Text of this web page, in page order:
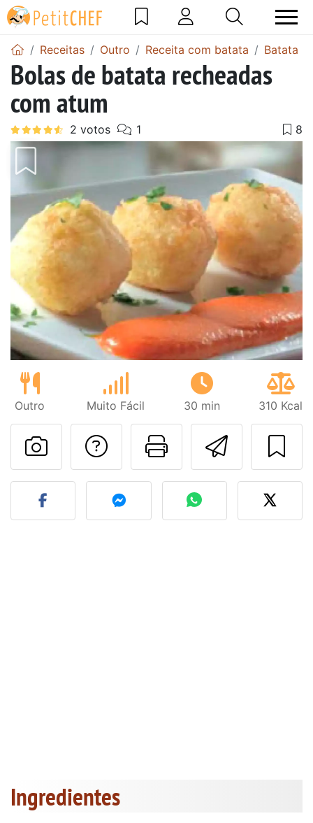
Receitas Outro Receita com batata Batata
Bolas de batata recheadas
com atum
Outro Muito Fácil 30 min 310 Kcal
Imprima
Falar com o autor
Fez esta receita?
Ingredientes